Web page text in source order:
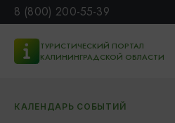
8 (800) 200-55-39
ТУРИСТИЧЕСКИЙ ПОРТАЛ
КАЛИНИНГРАДСКОЙ ОБЛАСТИ
КАЛЕНДАРЬ СОБЫТИЙ